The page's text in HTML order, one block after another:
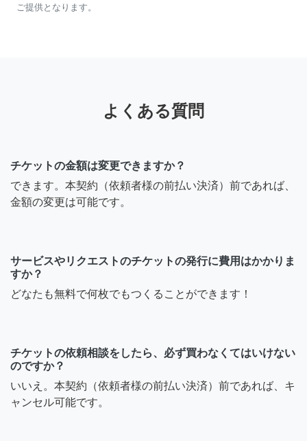
ご提供となります。
よくある質問
チケットの金額は変更できますか？
できます。本契約（依頼者様の前払い決済）前であれば、
金額の変更は可能です。
サービスやリクエストのチケットの発行に費用はかかりま
すか？
どなたも無料で何枚でもつくることができます！
チケットの依頼相談をしたら、必ず買わなくてはいけない
のですか？
いいえ。本契約（依頼者様の前払い決済）前であれば、キ
ャンセル可能です。